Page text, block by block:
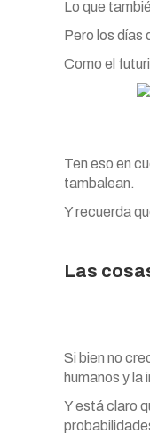
Lo que
Pero los días
Como el
Ten eso en
tambalean.
Y recuerda
Las
Si bien no
humanos y la
Y está claro